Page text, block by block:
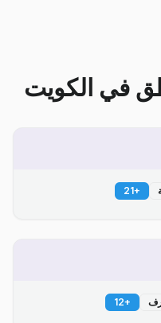
في الكويت
+
21
+
12